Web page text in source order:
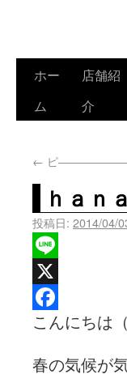
ホー
ム
店舗紹
介
← ピ
ｈａｎ
投稿日: 2014/04/
Line
X
Facebook
こんにちは
春の気候が